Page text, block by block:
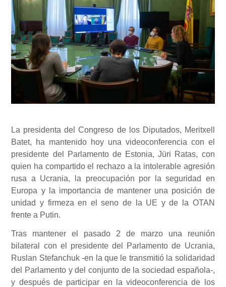
La presidenta del Congreso de los Diputados, Meritxell
Batet, ha mantenido hoy una videoconferencia con el
presidente del Parlamento de Estonia, Jüri Ratas, con
quien ha compartido el rechazo a la intolerable agresión
rusa a Ucrania, la preocupación por la seguridad en
Europa y la importancia de mantener una posición de
unidad y firmeza en el seno de la UE y de la OTAN
frente a Putin.
Tras mantener el pasado 2 de marzo una reunión
bilateral con el presidente del Parlamento de Ucrania,
Ruslan Stefanchuk -en la que le transmitió la solidaridad
del Parlamento y del conjunto de la sociedad española-,
y después de participar en la videoconferencia de los